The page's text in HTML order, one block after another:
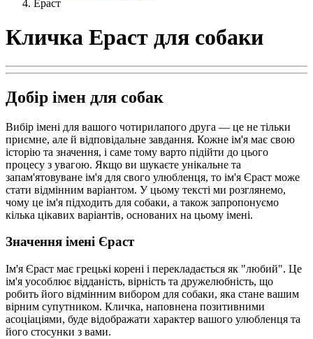
Ераст
Кличка Ераст для собаки
Добір імен для собак
Вибір імені для вашого чотирилапого друга — це не тільки
приємне, але й відповідальне завдання. Кожне ім'я має свою
історію та значення, і саме тому варто підійти до цього
процесу з увагою. Якщо ви шукаєте унікальне та
запам'ятовуване ім'я для свого улюбленця, то ім'я Єраст може
стати відмінним варіантом. У цьому тексті ми розглянемо,
чому це ім'я підходить для собаки, а також запропонуємо
кілька цікавих варіантів, основаних на цьому імені.
Значення імені Єраст
Ім'я Єраст має грецькі корені і перекладається як "любий". Це
ім'я уособлює відданість, вірність та дружелюбність, що
робить його відмінним вибором для собаки, яка стане вашим
вірним супутником. Кличка, наповнена позитивними
асоціаціями, буде відображати характер вашого улюбленця та
його стосунки з вами.